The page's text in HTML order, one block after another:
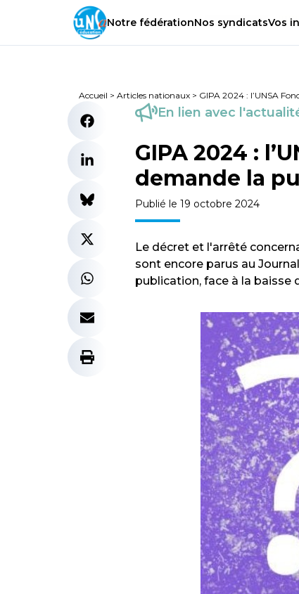
Notre fédérationNos syndicatsVos
Accueil > Articles nationaux > GIPA 2024 : l’UNSA
En lien avec
GIPA 2024 :
demande la
Publié le 19 octobre 2024
Le décret et l'arrêté
sont encore parus au
publication, face à la baisse